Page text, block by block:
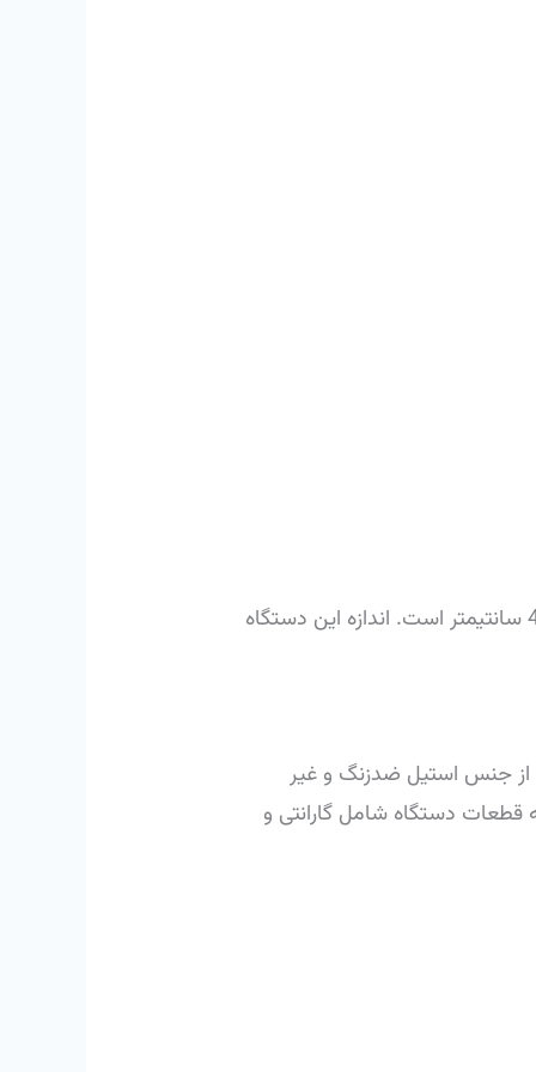
وزن خالص تصفیه آب خانگی رایان ماشین 10.5 کیلوگرم وابعاد دستگاه 23 در 23 سانتیمتر با ارتفاع 48 سانتیمتر است. اندازه این دستگاه
از جنس استیل ضدزنگ و غیر
دستگاه شامل گارانتی و